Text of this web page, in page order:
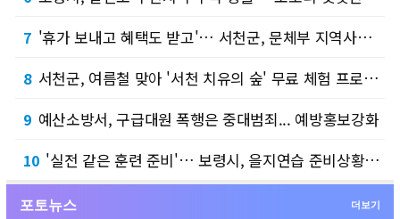
7 '휴가 보내고 혜택도 받고'… 서천군, 문체부 지역사랑 휴가지원 공모 선정
8 서천군, 여름철 맞아 '서천 치유의 숲' 무료 체험 프로그램 개방
9 예산소방서, 구급대원 폭행은 중대범죄... 예방홍보강화
10 '실전 같은 훈련 준비'… 보령시, 을지연습 준비상황 보고회 열어
포토뉴스 더보기